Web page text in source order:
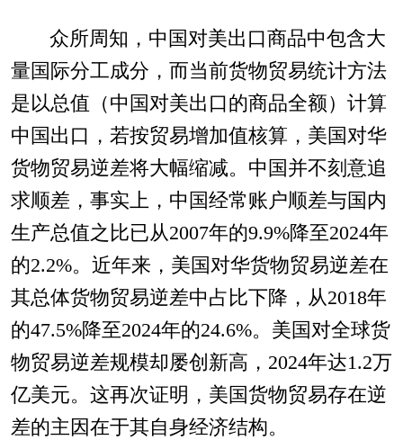
众所周知，中国对美出口商品中包含大
量国际分工成分，而当前货物贸易统计方法
是以总值（中国对美出口的商品全额）计算
中国出口，若按贸易增加值核算，美国对华
货物贸易逆差将大幅缩减。中国并不刻意追
求顺差，事实上，中国经常账户顺差与国内
生产总值之比已从2007年的9.9%降至2024年
的2.2%。近年来，美国对华货物贸易逆差在
其总体货物贸易逆差中占比下降，从2018年
的47.5%降至2024年的24.6%。美国对全球货
物贸易逆差规模却屡创新高，2024年达1.2万
亿美元。这再次证明，美国货物贸易存在逆
差的主因在于其自身经济结构。